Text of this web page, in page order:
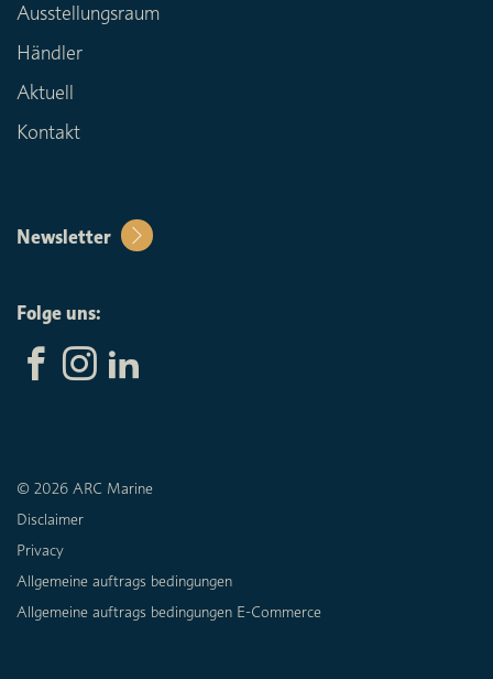
Ausstellungsraum
Händler
Aktuell
Kontakt
Newsletter
Folge uns:
© 2026 ARC Marine
Disclaimer
Privacy
Allgemeine auftrags bedingungen
Allgemeine auftrags bedingungen E-Commerce